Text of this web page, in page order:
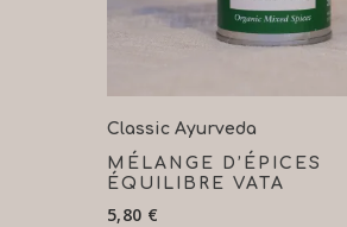
Lire La Suite
Classic Ayurveda
MÉLANGE D’ÉPICES
ÉQUILIBRE VATA
5,80 €